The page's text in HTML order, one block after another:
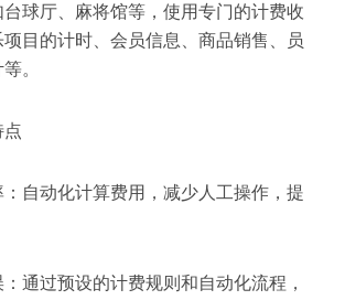
厅、麻将馆等，使用专门的计费收
目的计时、会员信息、商品销售、员
。
动化计算费用，减少人工操作，提
过预设的计费规则和自动化流程，